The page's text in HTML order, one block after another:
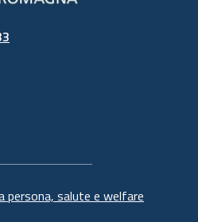
persona, salute e welfare